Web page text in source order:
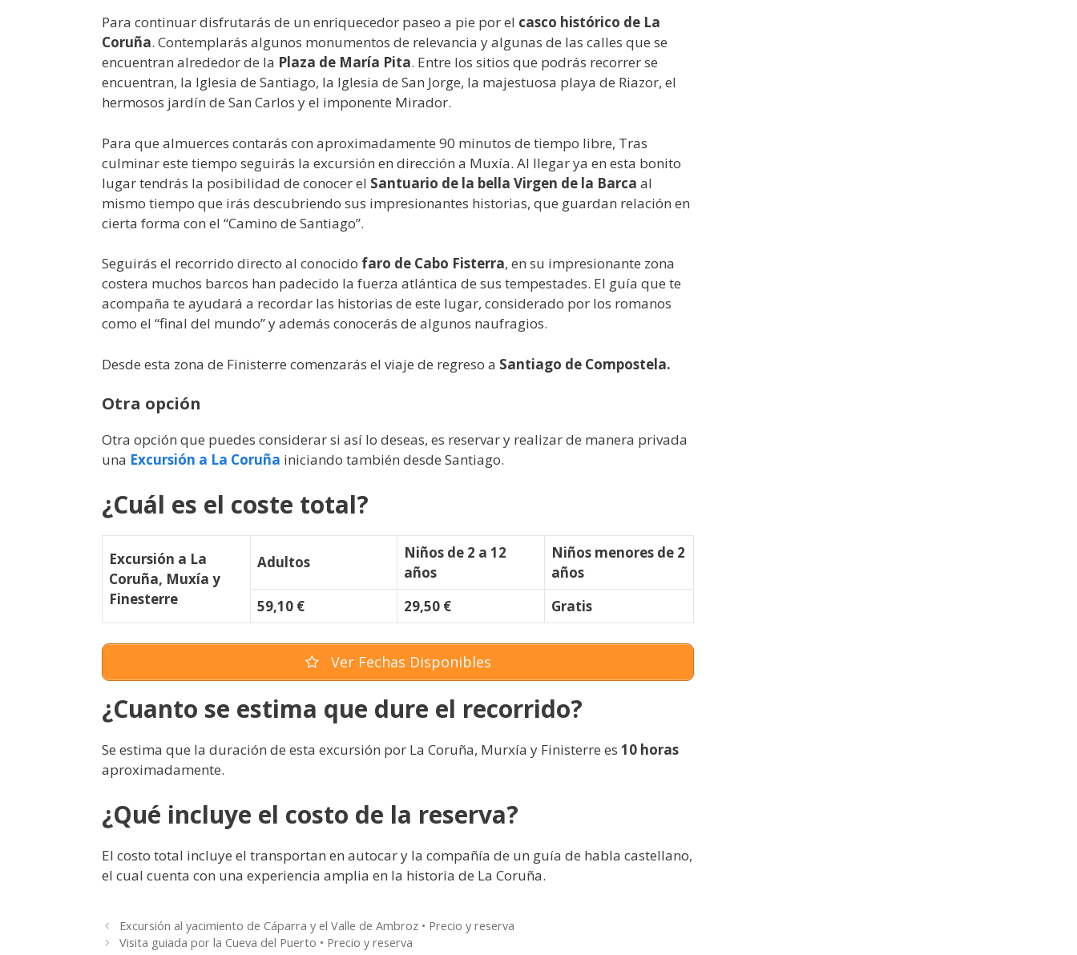
Para continuar disfrutarás de un enriquecedor paseo a pie por el casco histórico de La
Coruña. Contemplarás algunos monumentos de relevancia y algunas de las calles que se
encuentran alrededor de la Plaza de María Pita. Entre los sitios que podrás recorrer se
encuentran, la Iglesia de Santiago, la Iglesia de San Jorge, la majestuosa playa de Riazor, el
hermosos jardín de San Carlos y el imponente Mirador.
Para que almuerces contarás con aproximadamente 90 minutos de tiempo libre, Tras
culminar este tiempo seguirás la excursión en dirección a Muxía. Al llegar ya en esta bonito
lugar tendrás la posibilidad de conocer el Santuario de la bella Virgen de la Barca al
mismo tiempo que irás descubriendo sus impresionantes historias, que guardan relación en
cierta forma con el “Camino de Santiago”.
Seguirás el recorrido directo al conocido faro de Cabo Fisterra, en su impresionante zona
costera muchos barcos han padecido la fuerza atlántica de sus tempestades. El guía que te
acompaña te ayudará a recordar las historias de este lugar, considerado por los romanos
como el “final del mundo” y además conocerás de algunos naufragios.
Desde esta zona de Finisterre comenzarás el viaje de regreso a Santiago de Compostela.
Otra opción
Otra opción que puedes considerar si así lo deseas, es reservar y realizar de manera privada
una Excursión a La Coruña iniciando también desde Santiago.
¿Cuál es el coste total?
Excursión a La
Coruña, Muxía y
Finesterre
Adultos
Niños de 2 a 12
años
Niños menores de 2
años
59,10 €
29,50 € Gratis
Ver Fechas Disponibles
¿Cuanto se estima que dure el recorrido?
Se estima que la duración de esta excursión por La Coruña, Murxía y Finisterre es 10 horas
aproximadamente.
¿Qué incluye el costo de la reserva?
El costo total incluye el transportan en autocar y la compañía de un guía de habla castellano,
el cual cuenta con una experiencia amplia en la historia de La Coruña.
Excursión al yacimiento de Cáparra y el Valle de Ambroz • Precio y reserva
Visita guiada por la Cueva del Puerto • Precio y reserva